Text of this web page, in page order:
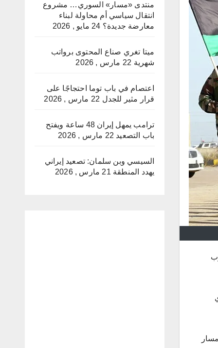
مسار
منتدى «مسار» السوري… مشروع
انتقال سياسي أم محاولة لبناء
معارضة جديدة؟ 24 مايو , 2026
ميتا تغري صناع المحتوى برواتب
شهرية 22 مارس , 2026
اعتصام في باب توما احتجاجًا على
قرار مثير للجدل 22 مارس , 2026
ترامب يمهل إيران 48 ساعة ويفتح
باب التصعيد 22 مارس , 2026
السيسي وبن سلمان: تصعيد إيراني
يهدد المنطقة 21 مارس , 2026